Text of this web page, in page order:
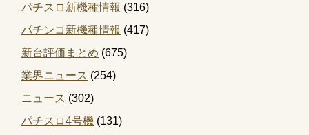
パチスロ新機種情報 (316)
パチンコ新機種情報 (417)
新台評価まとめ (675)
業界ニュース (254)
ニュース (302)
パチスロ4号機 (131)